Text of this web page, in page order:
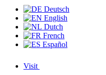
Deutsch
English
Dutch
French
Español
Visit